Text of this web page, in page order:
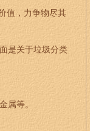
值，力争物尽其
是关于垃圾分类
属等。